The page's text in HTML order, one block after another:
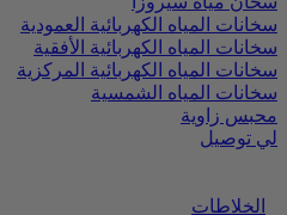
سخانات المياه الكهربائية العمودية
سخانات المياه الكهربائية الأفقية
سخانات المياه الكهربائية المركزية
سخانات المياه الشمسية
محبس زاوية
لي توصيل
الخلاطات